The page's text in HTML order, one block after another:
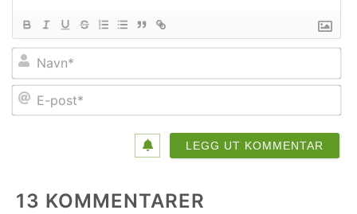
E-
13 KOMMENTARER